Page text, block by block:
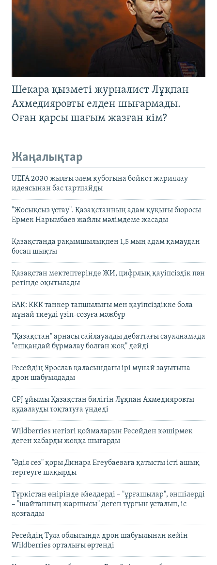
Шекара қызметі журналист Лұқпан
Ахмедияровты елден шығармады.
Оған қарсы шағым жазған кім?
Жаңалықтар
UEFA 2030 жылғы әлем кубогына бойкот жариялау
идеясынан бас тартпайды
"Жосықсыз ұстау". Қазақстанның адам құқығы бюросы
Ермек Нарымбаев жайлы мәлімдеме жасады
Қазақстанда рақымшылықпен 1,5 мың адам қамаудан
босап шықты
Қазақстан мектептерінде ЖИ, цифрлық қауіпсіздік пән
ретінде оқытылады
БАҚ: КҚК танкер тапшылығы мен қауіпсіздікке бола
мұнай тиеуді үзіп-созуға мәжбүр
"Қазақстан" арнасы сайлауалды дебаттағы сауалнамада
"ешқандай бұрмалау болған жоқ" дейді
Ресейдің Ярослав қаласындағы ірі мұнай зауытына
дрон шабуылдады
CPJ ұйымы Қазақстан билігін Лұқпан Ахмедияровты
қудалауды тоқтатуға үндеді
Wildberries негізгі қоймаларын Ресейден көшірмек
деген хабарды жоққа шығарды
"Әділ сөз" қоры Динара Егеубаеваға қатысты істі ашық
тергеуге шақырды
Түркістан өңірінде әйелдерді – "ұрғашылар", әншілерді
– "шайтанның жаршысы" деген тұрғын ұсталып, іс
қозғалды
Ресейдің Тула облысында дрон шабуылынан кейін
Wildberries орталығы өртенді